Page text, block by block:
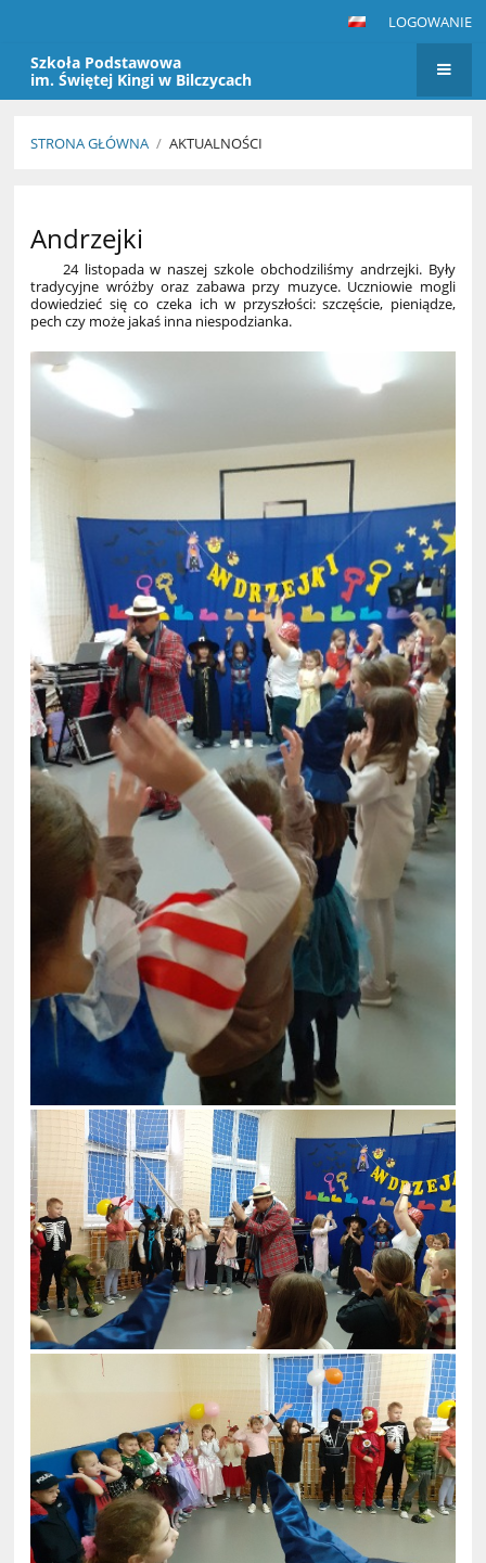
LOGOWANIE
Szkoła Podstawowa
im. Świętej Kingi w Bilczycach
STRONA GŁÓWNA / AKTUALNOŚCI
Andrzejki
24 listopada w naszej szkole obchodziliśmy andrzejki. Były
tradycyjne wróżby oraz zabawa przy muzyce. Uczniowie mogli
dowiedzieć się co czeka ich w przyszłości: szczęście, pieniądze,
pech czy może jakaś inna niespodzianka.